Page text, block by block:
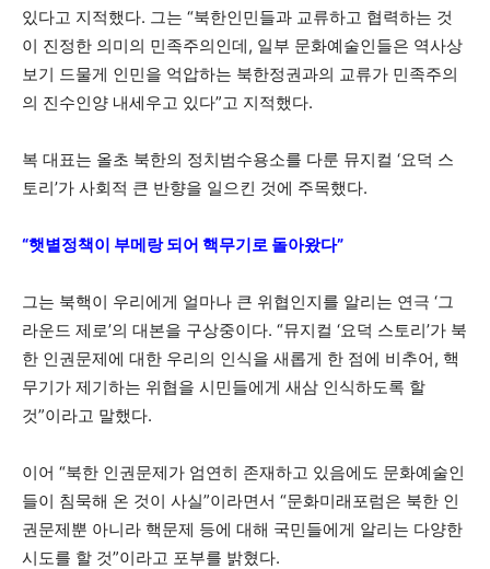
있다고 지적했다. 그는 “북한인민들과 교류하고 협력하는 것
이 진정한 의미의 민족주의인데, 일부 문화예술인들은 역사상
보기 드물게 인민을 억압하는 북한정권과의 교류가 민족주의
의 진수인양 내세우고 있다”고 지적했다.
복 대표는 올초 북한의 정치범수용소를 다룬 뮤지컬 ‘요덕 스
토리’가 사회적 큰 반향을 일으킨 것에 주목했다.
“햇볕정책이 부메랑 되어 핵무기로 돌아왔다”
그는 북핵이 우리에게 얼마나 큰 위협인지를 알리는 연극 ‘그
라운드 제로’의 대본을 구상중이다. “뮤지컬 ‘요덕 스토리’가 북
한 인권문제에 대한 우리의 인식을 새롭게 한 점에 비추어, 핵
무기가 제기하는 위협을 시민들에게 새삼 인식하도록 할
것”이라고 말했다.
이어 “북한 인권문제가 엄연히 존재하고 있음에도 문화예술인
들이 침묵해 온 것이 사실”이라면서 “문화미래포럼은 북한 인
권문제뿐 아니라 핵문제 등에 대해 국민들에게 알리는 다양한
시도를 할 것”이라고 포부를 밝혔다.